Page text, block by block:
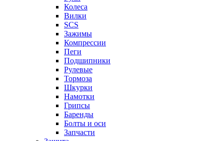
Колеса
Вилки
SCS
Зажимы
Компрессии
Пеги
Подшипники
Рулевые
Тормоза
Шкурки
Намотки
Грипсы
Баренды
Болты и оси
Запчасти